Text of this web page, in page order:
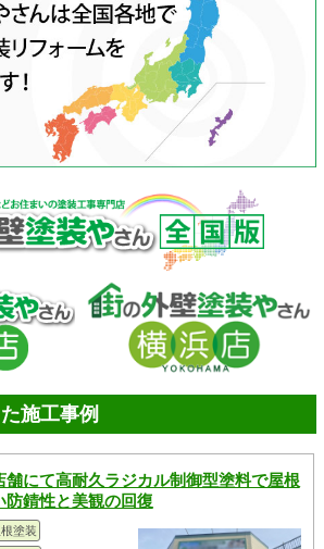
施工事例
舗にて高耐久ラジカル制御型塗料で屋根
錆性と美観の回復
塗装